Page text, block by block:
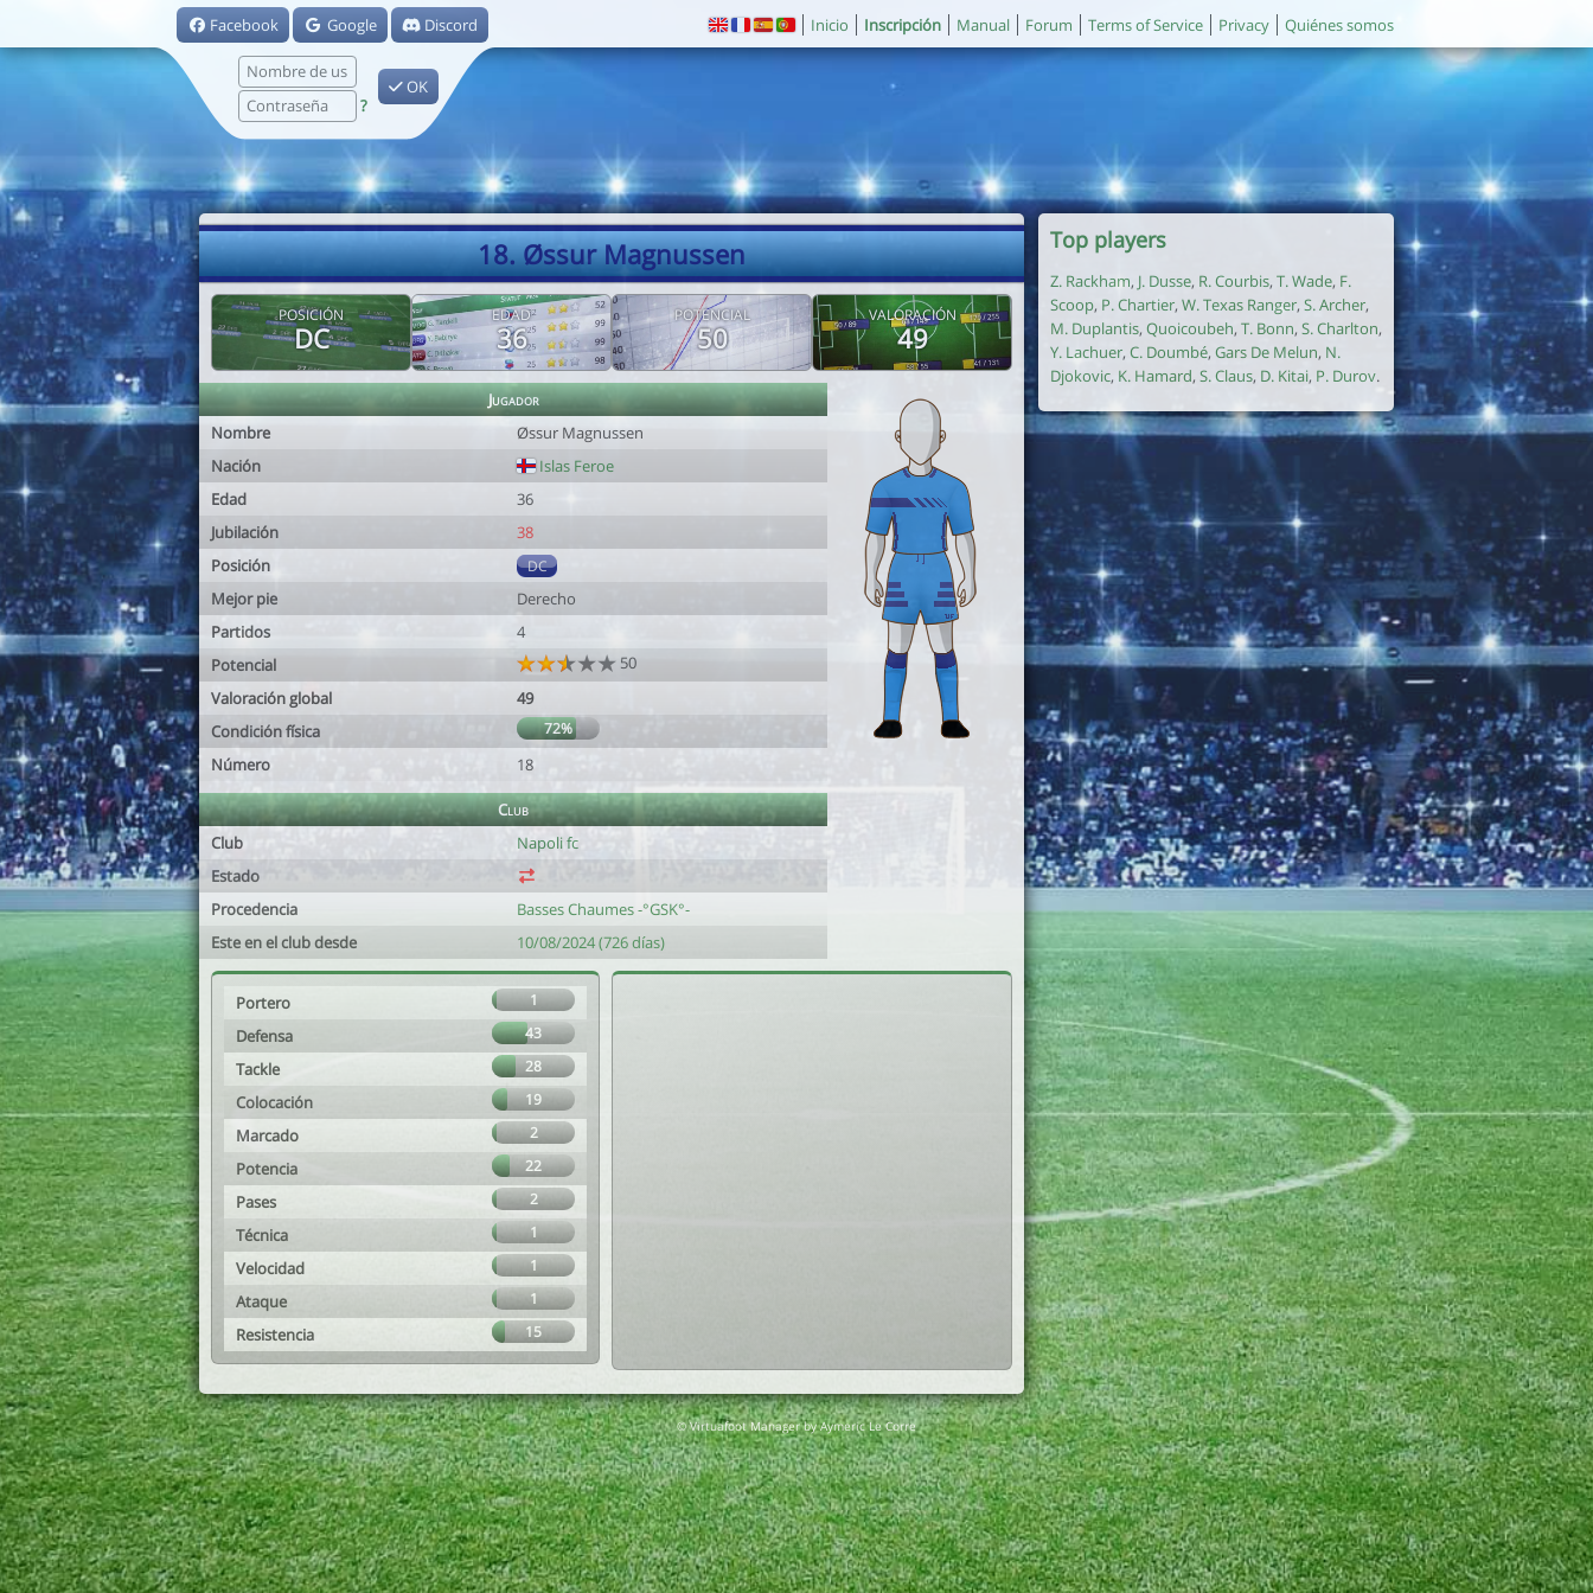
Facebook Google Discord
?
OK
Inicio Inscripción Manual Forum Terms of Service Privacy Quiénes somos
18. Øssur Magnussen
POSICIÓN
DC
EDAD
36
POTENCIAL
50
VALORACIÓN
49
Jugador
Nombre
Øssur Magnussen
Nación
Islas Feroe
Edad
36
Jubilación
38
Posición
DC
Mejor pie
Derecho
Partidos
4
Potencial
50
Valoración global
49
Condición física
72%
Número 18
Club
Club
Napoli fc
Estado
Procedencia
Basses Chaumes -°GSK°-
Este en el club desde
10/08/2024 (726 días)
Portero 1
Defensa 43
Tackle 28
Colocación 19
Marcado 2
Potencia 22
Pases 2
Técnica 1
Velocidad 1
Ataque 1
Resistencia 15
Top players
Z. Rackham, J. Dusse, R. Courbis, T. Wade, F.
Scoop, P. Chartier, W. Texas Ranger, S. Archer,
M. Duplantis, Quoicoubeh, T. Bonn, S. Charlton,
Y. Lachuer, C. Doumbé, Gars De Melun, N.
Djokovic, K. Hamard, S. Claus, D. Kitai, P. Durov.
© Virtuafoot Manager by Aymeric Le Corre